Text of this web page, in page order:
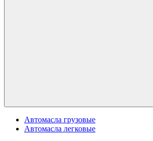
Автомасла грузовые
Автомасла легковые